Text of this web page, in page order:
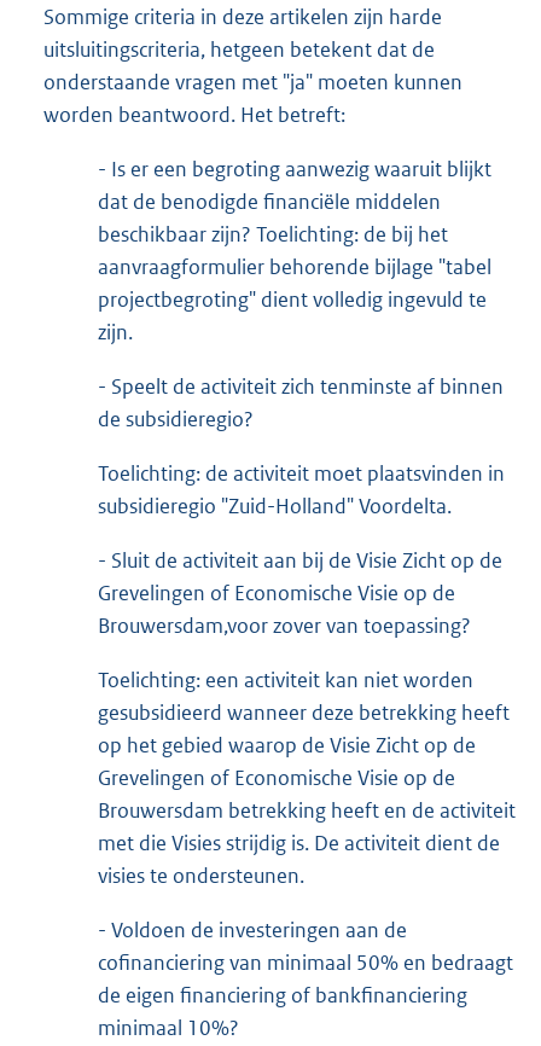
Sommige criteria in deze artikelen zijn harde
uitsluitingscriteria, hetgeen betekent dat de
onderstaande vragen met "ja" moeten kunnen
worden beantwoord. Het betreft:
- Is er een begroting aanwezig waaruit blijkt
dat de benodigde financiële middelen
beschikbaar zijn? Toelichting: de bij het
aanvraagformulier behorende bijlage "tabel
projectbegroting" dient volledig ingevuld te
zijn.
- Speelt de activiteit zich tenminste af binnen
de subsidieregio?
Toelichting: de activiteit moet plaatsvinden in
subsidieregio "Zuid-Holland" Voordelta.
- Sluit de activiteit aan bij de Visie Zicht op de
Grevelingen of Economische Visie op de
Brouwersdam,voor zover van toepassing?
Toelichting: een activiteit kan niet worden
gesubsidieerd wanneer deze betrekking heeft
op het gebied waarop de Visie Zicht op de
Grevelingen of Economische Visie op de
Brouwersdam betrekking heeft en de activiteit
met die Visies strijdig is. De activiteit dient de
visies te ondersteunen.
- Voldoen de investeringen aan de
cofinanciering van minimaal 50% en bedraagt
de eigen financiering of bankfinanciering
minimaal 10%?